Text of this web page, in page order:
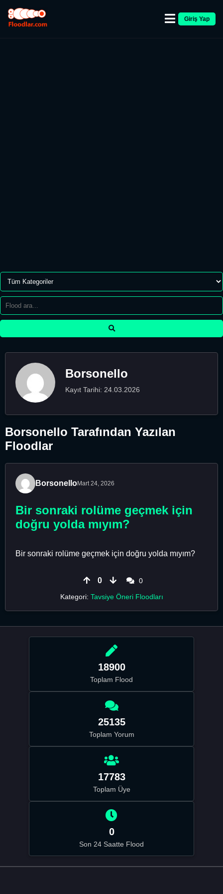
Giriş Yap
Borsonello
Kayıt Tarihi: 24.03.2026
Borsonello Tarafından Yazılan
Floodlar
BorsonelloMart 24, 2026
Bir sonraki rolüme geçmek için
doğru yolda mıyım?
Bir sonraki rolüme geçmek için doğru yolda mıyım?
0
0
Kategori: Tavsiye Öneri Floodları
18900
Toplam Flood
25135
Toplam Yorum
17783
Toplam Üye
0
Son 24 Saatte Flood